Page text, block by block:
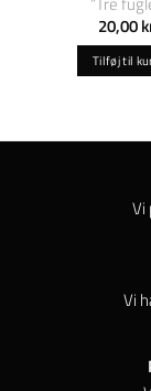
20,00
Tilføj til
Vi
Vi